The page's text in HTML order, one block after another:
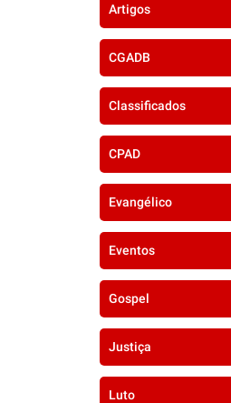
Artigos
CGADB
Classificados
CPAD
Evangélico
Eventos
Gospel
Justiça
Luto